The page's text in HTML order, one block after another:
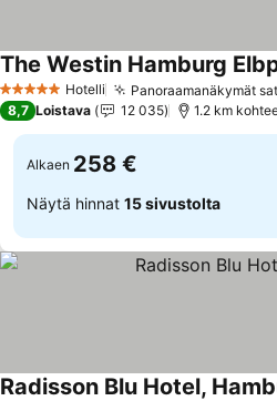
5 Tähtiluokitus
Hotelli Panoraamanäkymät
The Westin Hamburg
8,7 Loistava 12 035 1.2 km
Alkaen 258 €
Näytä hinnat 15 sivustolta
Radisson Blu Hotel,